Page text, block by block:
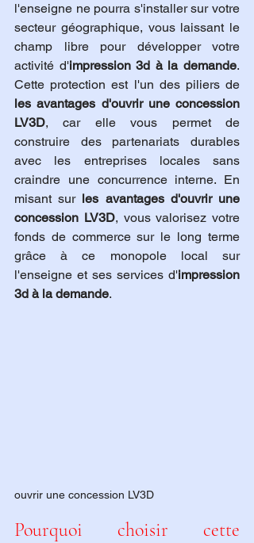
l'enseigne ne pourra s'installer sur votre
secteur géographique, vous laissant le
champ libre pour développer votre
activité d'impression 3d à la demande.
les avantages d'ouvrir une concession
LV3D, car elle vous permet de
construire des partenariats durables
avec les entreprises locales sans
craindre une concurrence interne. En
misant sur les avantages d'ouvrir une
concession LV3D, vous valorisez votre
fonds de commerce sur le long terme
grâce à ce monopole local sur
l'enseigne et ses services d'impression
3d à la demande.
ouvrir une concession LV3D
Pourquoi choisir cette